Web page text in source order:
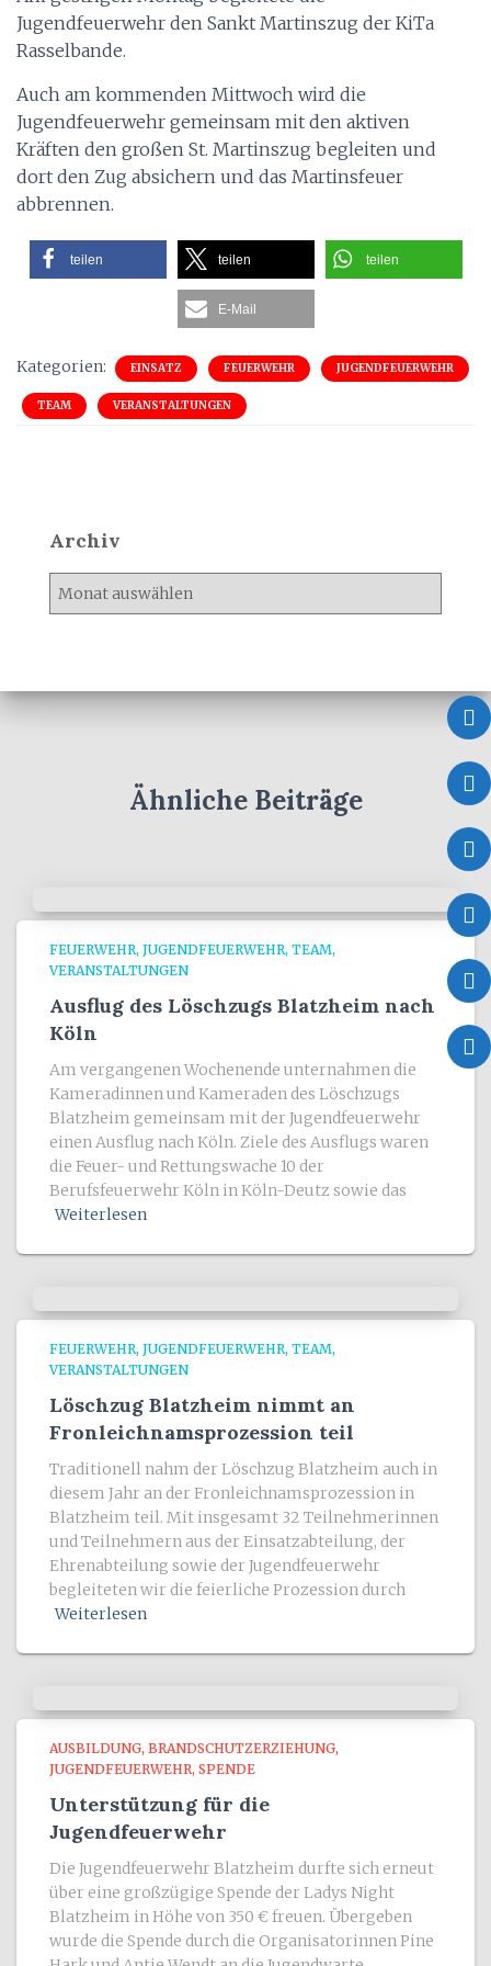
Jugendfeuerwehr den Sankt Martinszug der KiTa
Rasselbande.
Auch am kommenden Mittwoch wird die
Jugendfeuerwehr gemeinsam mit den aktiven
Kräften den großen St. Martinszug begleiten und
dort den Zug absichern und das Martinsfeuer
abbrennen.
teilen teilen teilen
E-Mail
Kategorien: EINSATZ FEUERWEHR JUGENDFEUERWEHR
TEAM VERANSTALTUNGEN
Archiv
v
Ähnliche Beiträge
FEUERWEHR JUGENDFEUERWEHR TEAM
VERANSTALTUNGEN
Ausflug des Löschzugs Blatzheim nach
Köln
Am vergangenen Wochenende unternahmen die
Kameradinnen und Kameraden des Löschzugs
Blatzheim gemeinsam mit der Jugendfeuerwehr
einen Ausflug nach Köln. Ziele des Ausflugs waren
die Feuer- und Rettungswache 10 der
Berufsfeuerwehr Köln in Köln-Deutz sowie das
Weiterlesen
FEUERWEHR JUGENDFEUERWEHR TEAM
VERANSTALTUNGEN
Löschzug Blatzheim nimmt an
Fronleichnamsprozession teil
Traditionell nahm der Löschzug Blatzheim auch in
diesem Jahr an der Fronleichnamsprozession in
Blatzheim teil. Mit insgesamt 32 Teilnehmerinnen
und Teilnehmern aus der Einsatzabteilung, der
Ehrenabteilung sowie der Jugendfeuerwehr
begleiteten wir die feierliche Prozession durch
Weiterlesen
AUSBILDUNG BRANDSCHUTZERZIEHUNG
JUGENDFEUERWEHR SPENDE
Unterstützung für die
Jugendfeuerwehr
Die Jugendfeuerwehr Blatzheim durfte sich erneut
über eine großzügige Spende der Ladys Night
Blatzheim in Höhe von 350 € freuen. Übergeben
wurde die Spende durch die Organisatorinnen Pine